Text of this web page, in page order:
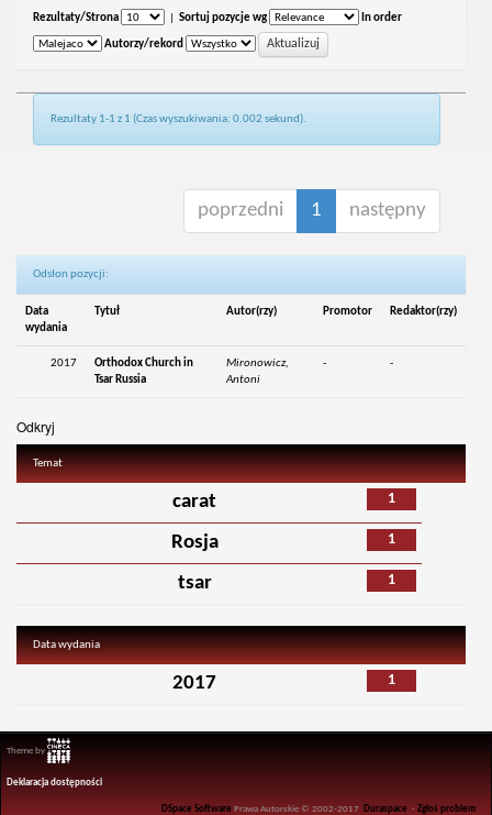
Rezultaty/Strona Sortuj pozycje wg In order
Autorzy/rekord
Rezultaty 1-1 z 1 (Czas wyszukiwania: 0.002 sekund).
poprzedni 1 następny
Odsłon pozycji:
Data
wydania
Tytuł Autor(rzy) Promotor Redaktor(rzy)
2017
Orthodox Church in
Tsar Russia
Mironowicz,
Antoni
- -
Odkryj
Temat
1
carat
1
Rosja
1
tsar
Data wydania
1
2017
Theme by
Deklaracja dostępności
DSpace Software Prawa Autorskie © 2002-2017 Duraspace -Zgłoś problem